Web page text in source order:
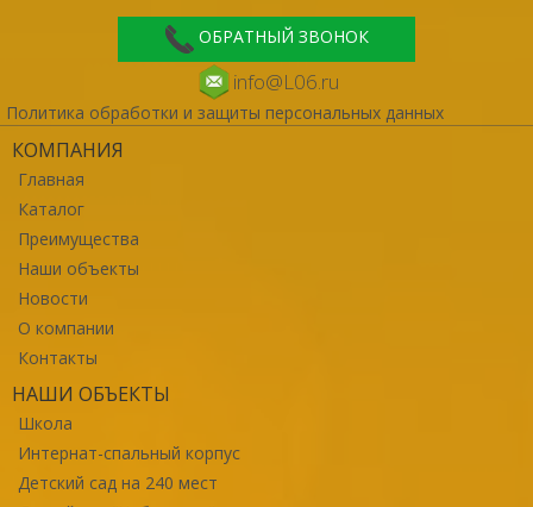
ОБРАТНЫЙ ЗВОНОК
info@L06.ru
Политика обработки и защиты персональных данных
КОМПАНИЯ
Главная
Каталог
Преимущества
Наши объекты
Новости
О компании
Контакты
НАШИ ОБЪЕКТЫ
Школа
Интернат-спальный корпус
Детский сад на 240 мест